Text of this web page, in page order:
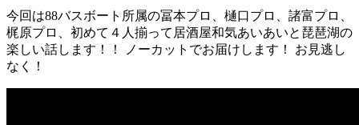
今回は88バスボート所属の冨本プロ、樋口プロ、諸富プロ、
梶原プロ、初めて４人揃って居酒屋和気あいあいと琵琶湖の
楽しい話します！！ ノーカットでお届けします！ お見逃し
なく！